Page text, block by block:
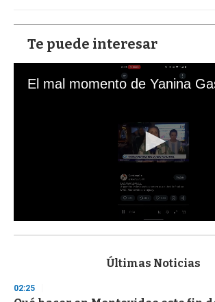
Te puede interesar
s
d
Últimas Noticias
02:25